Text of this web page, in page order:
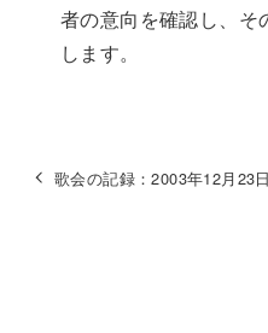
者の意向を確認し、そ
します。
歌会の記録：2003年12月23